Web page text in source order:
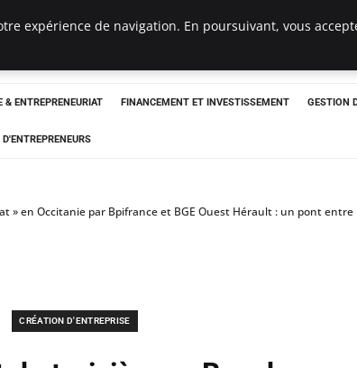
& ENTREPRENEURIAT FINANCEMENT ET INVESTISSEMENT GESTION
» en Occitanie par Bpifrance et BGE Ouest Hérault : un pont
CRÉATION D'ENTREPRISE
expérience de navigation. En poursuivant, vous